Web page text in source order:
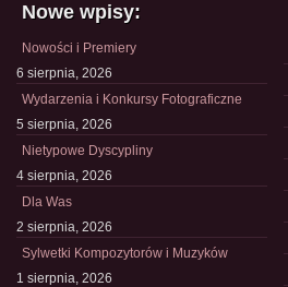
Nowe wpisy:
Nowości i Premiery
6 sierpnia, 2026
Wydarzenia i Konkursy Fotograficzne
5 sierpnia, 2026
Nietypowe Dyscypliny
4 sierpnia, 2026
Dla Was
2 sierpnia, 2026
Sylwetki Kompozytorów i Muzyków
1 sierpnia, 2026